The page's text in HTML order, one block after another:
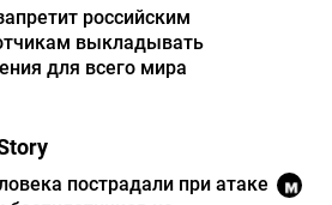
российским
выкладывать
для всего мира